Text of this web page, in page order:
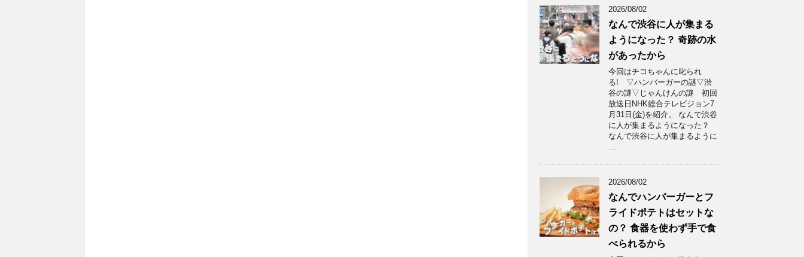
2026/08/02
なんで渋谷に人が集まる
ようになった？ 奇跡の水
があったから
今回はチコちゃんに叱られ
る! ▽ハンバーガーの謎▽渋
谷の謎▽じゃんけんの謎 初回
放送日NHK総合テレビジョン7
月31日(金)を紹介。 なんで渋谷
に人が集まるようになった？
なんで渋谷に人が集まるように
…
2026/08/02
なんでハンバーガーとフ
ライドポテトはセットな
の？ 食器を使わず手で食
べられるから